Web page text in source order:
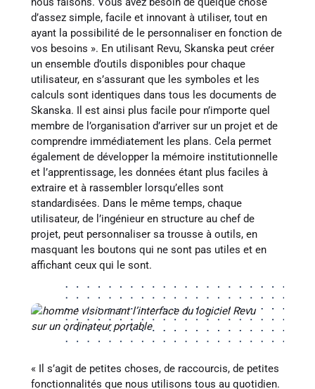
d’assez simple, facile et innovant à utiliser, tout en
ayant la possibilité de le personnaliser en fonction de
vos besoins ». En utilisant Revu, Skanska peut créer
un ensemble d’outils disponibles pour chaque
utilisateur, en s’assurant que les symboles et les
calculs sont identiques dans tous les documents de
Skanska. Il est ainsi plus facile pour n’importe quel
membre de l’organisation d’arriver sur un projet et de
comprendre immédiatement les plans. Cela permet
également de développer la mémoire institutionnelle
et l’apprentissage, les données étant plus faciles à
extraire et à rassembler lorsqu’elles sont
standardisées. Dans le même temps, chaque
utilisateur, de l’ingénieur en structure au chef de
projet, peut personnaliser sa trousse à outils, en
masquant les boutons qui ne sont pas utiles et en
affichant ceux qui le sont.
« Il s’agit de petites choses, de raccourcis, de petites
fonctionnalités que nous utilisons tous au quotidien.